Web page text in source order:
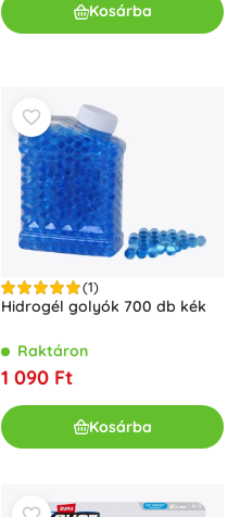
Kosárba
(1)
Hidrogél golyók 700 db kék
Raktáron
1 090 Ft
Kosárba